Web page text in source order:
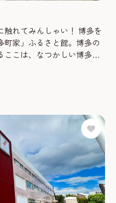
れてみんしゃい！ 博多を
家」ふるさと館。博多の
こは、なつかしい博多の
設です。 明治時代の町家
代の博多の風俗を博多人